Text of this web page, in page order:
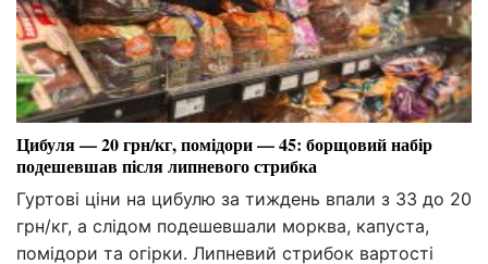
Цибуля — 20 грн/кг, помідори — 45: борщовий набір
подешевшав після липневого стрибка
Гуртові ціни на цибулю за тиждень впали з 33 до 20
грн/кг, а слідом подешевшали морква, капуста,
помідори та огірки. Липневий стрибок вартості